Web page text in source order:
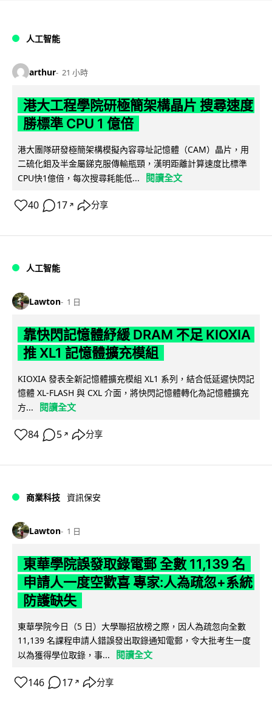
人工智能
arthur 21 小時
港大工程學院研極簡架構晶片 搜尋速度
勝標準 CPU 1 億倍
港大團隊研發極簡架構模擬內容尋址記憶體（CAM）晶片，用
二硫化鉬及半金屬銻克服傳輸瓶頸，漢明距離計算速度比標準
CPU快1億倍，每次搜尋耗能低...
閱讀全文
40 17 ↗ 分享
人工智能
Lawton 1 日
靠快閃記憶體紓緩 DRAM 不足 KIOXIA
推 XL1 記憶體擴充模組
KIOXIA 發表全新記憶體擴充模組 XL1 系列，結合低延遲快閃記
憶體 XL-FLASH 與 CXL 介面，將快閃記憶體轉化為記憶體擴充
方...
閱讀全文
84 5 ↗ 分享
商業科技 資訊保安
Lawton 1 日
東華學院誤發取錄電郵 全數 11,139 名
申請人一度空歡喜 專家:人為疏忽+系統
防護缺失
東華學院今日（5 日）大學聯招放榜之際，因人為疏忽向全數
11,139 名課程申請人錯誤發出取錄通知電郵，令大批考生一度
以為獲得學位取錄，事...
閱讀全文
146 17 ↗ 分享